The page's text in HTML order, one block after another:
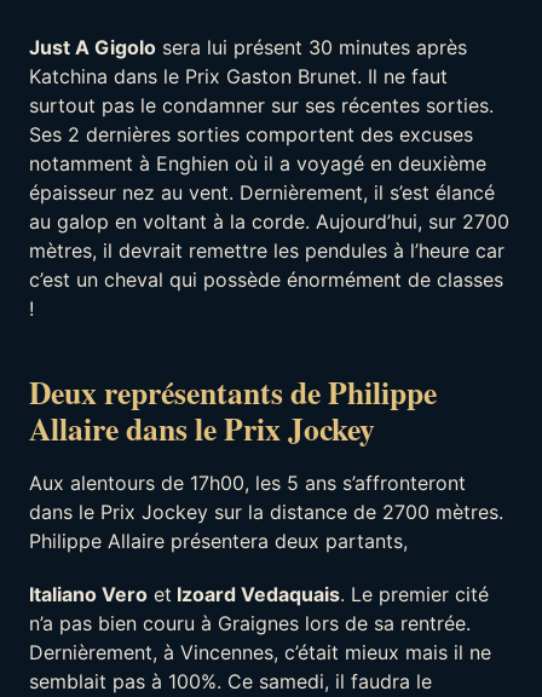
Just A Gigolo sera lui présent 30 minutes après
Katchina dans le Prix Gaston Brunet. Il ne faut
surtout pas le condamner sur ses récentes sorties.
Ses 2 dernières sorties comportent des excuses
notamment à Enghien où il a voyagé en deuxième
épaisseur nez au vent. Dernièrement, il s’est élancé
au galop en voltant à la corde. Aujourd’hui, sur 2700
mètres, il devrait remettre les pendules à l’heure car
c’est un cheval qui possède énormément de classes
!
Deux représentants de Philippe
Allaire dans le Prix Jockey
Aux alentours de 17h00, les 5 ans s’affronteront
dans le Prix Jockey sur la distance de 2700 mètres.
Philippe Allaire présentera deux partants,
Italiano Vero et Izoard Vedaquais. Le premier cité
n’a pas bien couru à Graignes lors de sa rentrée.
Dernièrement, à Vincennes, c’était mieux mais il ne
semblait pas à 100%. Ce samedi, il faudra le